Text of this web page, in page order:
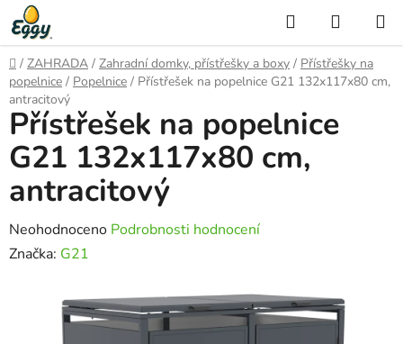
Přejít
na
obsah
Hledat
KOŠÍK
Domů
/ ZAHRADA / Zahradní domky, přístřešky a boxy / Přístřešky na
popelnice / Popelnice / Přístřešek na popelnice G21 132x117x80 cm,
antracitový
Přístřešek na popelnice
G21 132x117x80 cm,
antracitový
Průměrné
hodnocení
Neohodnoceno Podrobnosti hodnocení
Značka: G21